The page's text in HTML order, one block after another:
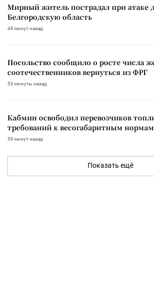
Мирный житель пострадал при атаке
Белгородскую область
49 минут назад
Посольство сообщило о росте числа
соотечественников вернуться из ФРГ
53 минуты назад
Кабмин освободил перевозчиков
требований к весогабаритным нормам
59 минут назад
Показать ещё